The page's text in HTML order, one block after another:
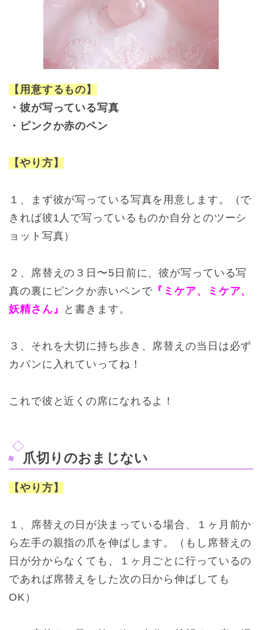
【用意するもの】
・彼が写っている写真
・ピンクか赤のペン
【やり方】
１、まず彼が写っている写真を用意します。（で
きれば彼1人で写っているものか自分とのツーシ
ョット写真）
２、席替えの３日〜5日前に、彼が写っている写
真の裏にピンクか赤いペンで『ミケア、ミケア、
妖精さん』
と書きます。
３、それを大切に持ち歩き、席替えの当日は必ず
カバンに入れていってね！
これで彼と近くの席になれるよ！
爪切りのおまじない
【やり方】
１、席替えの日が決まっている場合、１ヶ月前か
ら左手の親指の爪を伸ばします。（もし席替えの
日が分からなくても、１ヶ月ごとに行っているの
であれば席替えをした次の日から伸ばしても
OK）